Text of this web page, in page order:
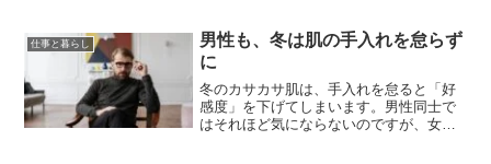
寝すぎない「年を取ると睡眠時間が長く
なる」と思われが...
仕事と暮らし
男性も、冬は肌の手入れを怠らず
に
冬のカサカサ肌は、手入れを怠ると「好
感度」を下げてしまいます。男性同士で
はそれほど気にならないのですが、女性